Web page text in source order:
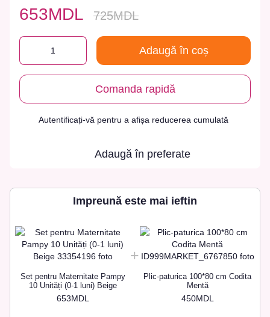
653MDL 725MDL
Adaugă în coș
Comanda rapidă
Autentificați-vă pentru a afișa reducerea cumulată
Adaugă în preferate
Impreună este mai ieftin
Set pentru Maternitate Pampy
10 Unități (0-1 luni) Beige
653MDL
Plic-paturica 100*80 cm Codita
Mentă
450MDL